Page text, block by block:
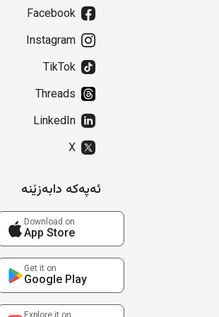
Facebook
Instagram
TikTok
Threads
LinkedIn
X
ئەپەکە دابەزێنە
Download on
App Store
Get it on
Google Play